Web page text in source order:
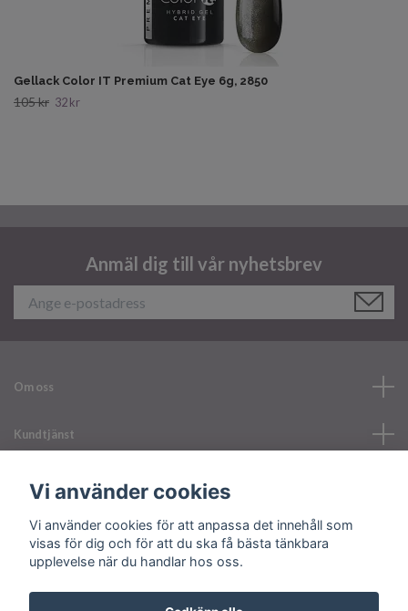
Gellack Color IT Premium Cat Eye 6g, 2850
105 kr 32 kr
Anmäl dig till vår nyhetsbrev
Om oss
Kundtjänst
Läs mer
Sociala medier
Vi använder cookies
Vi använder cookies för att anpassa det innehåll som
visas för dig och för att du ska få bästa tänkbara
upplevelse när du handlar hos oss.